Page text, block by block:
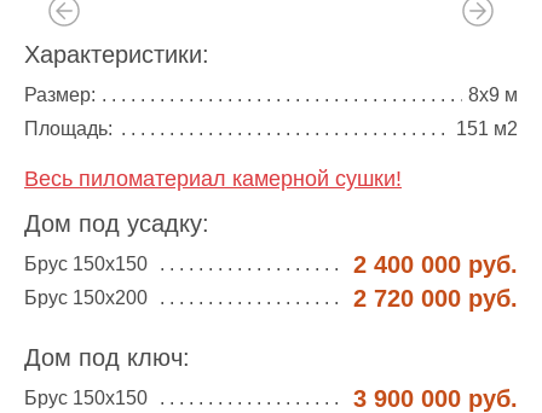
Характеристики:
Размер:
8х9 м
Площадь:
151 м2
Весь пиломатериал камерной сушки!
Дом под усадку:
Брус 150х150 2 400 000 руб.
Брус 150х200 2 720 000 руб.
Дом под ключ:
Брус 150х150 3 900 000 руб.